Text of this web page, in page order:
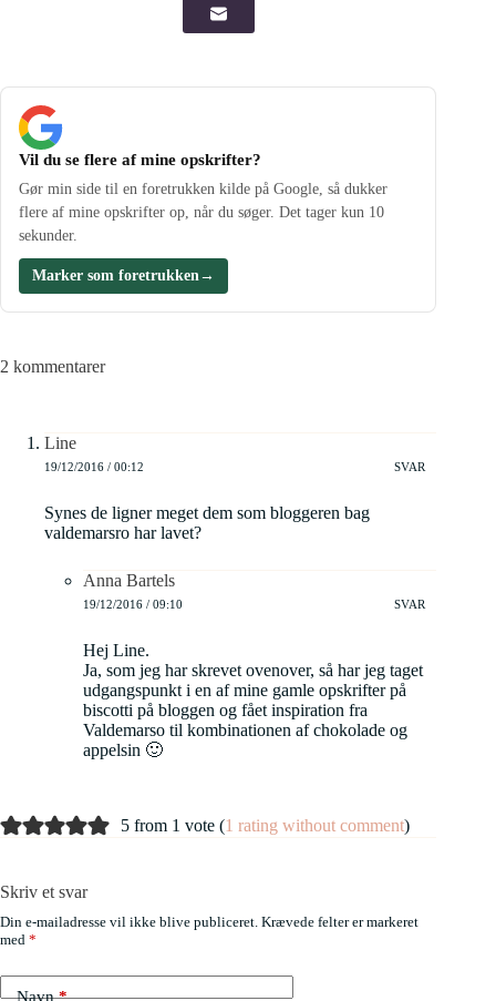
Vil du se flere af mine opskrifter?
Gør min side til en foretrukken kilde på Google, så dukker
flere af mine opskrifter op, når du søger. Det tager kun 10
sekunder.
Marker som foretrukken →
2 kommentarer
Line
19/12/2016 / 00:12 SVAR
Synes de ligner meget dem som bloggeren bag
valdemarsro har lavet?
Anna Bartels
19/12/2016 / 09:10 SVAR
Hej Line.
Ja, som jeg har skrevet ovenover, så har jeg taget
udgangspunkt i en af mine gamle opskrifter på
biscotti på bloggen og fået inspiration fra
Valdemarso til kombinationen af chokolade og
appelsin 🙂
5 from 1 vote (1 rating without comment)
Skriv et svar
Din e-mailadresse vil ikke blive publiceret. Krævede felter er markeret
med *
Navn*